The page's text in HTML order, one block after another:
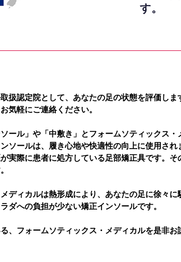
す。
扱認定院として、あなたの足の状態を評価しま
気軽にご連絡ください。
ール」や「中敷き」とフォームソティックス
ソールは、履き心地や快適性の向上に使用さ
実際に患者に処方している足部矯正具です。
ディカルは熱形成により、あなたの足に徐々
ダへの負担が少ない矯正インソールです。
、フォームソティックス・メディカルを是非お